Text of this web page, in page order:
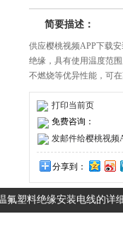
简要描述：
供应樱桃视频APP下载
绝缘，具有使用温度范围广
不燃烧等优异性能，可
接线。
打印当前页
免费咨询：
发邮件给樱桃视频
分享到：
塑料绝缘安装电线的详细资